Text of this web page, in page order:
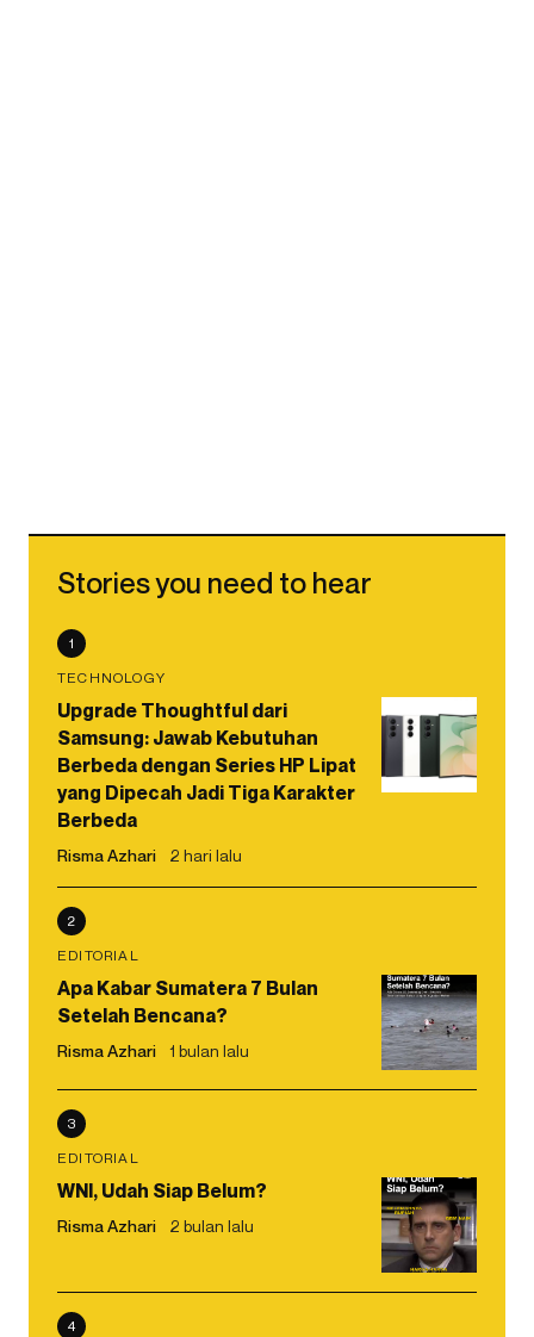
Stories you need to hear
1
TECHNOLOGY
Upgrade Thoughtful dari
Samsung: Jawab Kebutuhan
Berbeda dengan Series HP Lipat
yang Dipecah Jadi Tiga Karakter
Berbeda
Risma Azhari 2 hari lalu
2
EDITORIAL
Apa Kabar Sumatera 7 Bulan
Setelah Bencana?
Risma Azhari 1 bulan lalu
3
EDITORIAL
WNI, Udah Siap Belum?
Risma Azhari 2 bulan lalu
4